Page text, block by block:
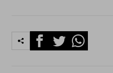
FacebookTwitterWhatsapp